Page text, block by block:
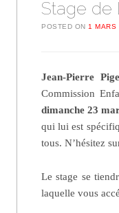
Stage de
POSTED ON1 MARS
Jean-Pierre
Commission
dimanche 23
qui lui est
tous. N’hésitez
Le stage se
laquelle vous